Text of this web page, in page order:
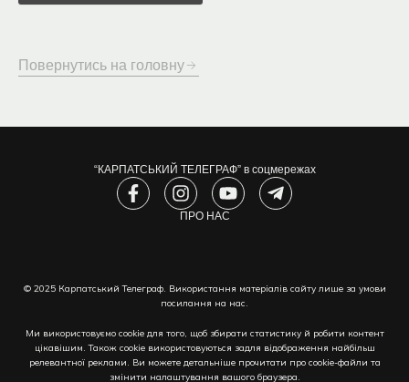
Повернутись на головну
“КАРПАТСЬКИЙ ТЕЛЕГРАФ” в соцмережах
F
a
o
-
f
I
n
s
r
a
m
Y
o
u
e
T
e
a
-
p
l
ПРО НАС
© 2025 Карпатський Телеграф. Використання матеріалів сайту лише за умови
посилання на нас.
Ми використовуємо cookie для того, щоб збирати статистику й робити контент
цікавішим. Також cookie використовуються задля відображення найбільш
релевантної реклами. Ви можете детальніше прочитати про cookie-файли та
змінити налаштування вашого браузера.